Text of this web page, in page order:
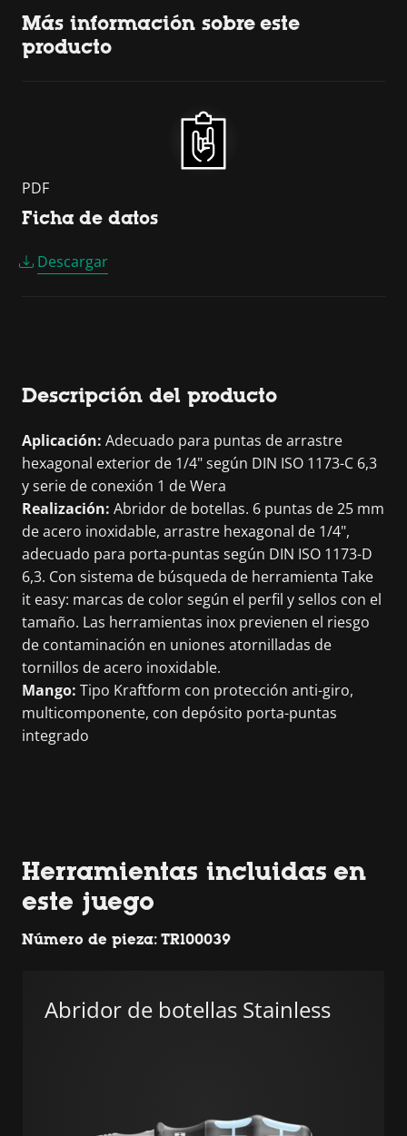
Más información sobre este
producto
PDF
Ficha de datos
Descargar
Descripción del producto
Aplicación: Adecuado para puntas de arrastre
hexagonal exterior de 1/4" según DIN ISO 1173-C 6,3
y serie de conexión 1 de Wera
Realización: Abridor de botellas. 6 puntas de 25 mm
de acero inoxidable, arrastre hexagonal de 1/4",
adecuado para porta-puntas según DIN ISO 1173-D
6,3. Con sistema de búsqueda de herramienta Take
it easy: marcas de color según el perfil y sellos con el
tamaño. Las herramientas inox previenen el riesgo
de contaminación en uniones atornilladas de
tornillos de acero inoxidable.
Mango: Tipo Kraftform con protección anti-giro,
multicomponente, con depósito porta-puntas
integrado
Herramientas incluidas en
este juego
Número de pieza: TR100039
Abridor de botellas Stainless